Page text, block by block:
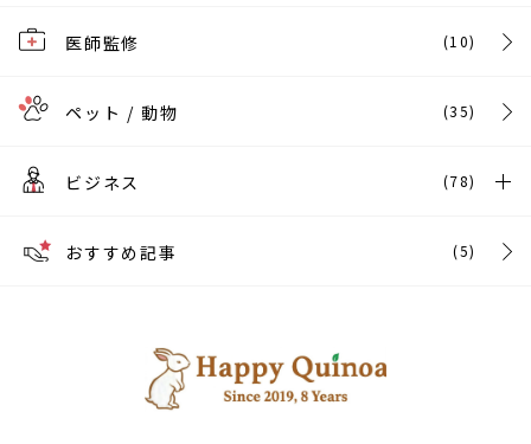
医師監修 (10)
ペット / 動物 (35)
ビジネス (78)
おすすめ記事 (5)